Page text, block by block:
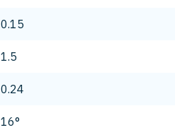
0.15
1.5
0.24
16°